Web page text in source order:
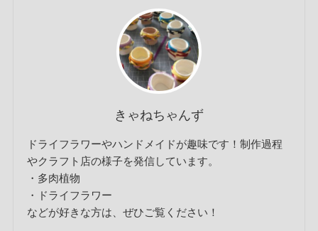
きゃねちゃんず
ドライフラワーやハンドメイドが趣味です！制作過程
やクラフト店の様子を発信しています。
・多肉植物
・ドライフラワー
などが好きな方は、ぜひご覧ください！